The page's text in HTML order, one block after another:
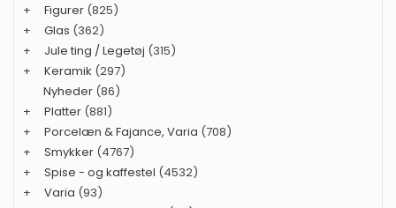
+
Figurer (825)
+
Glas (362)
+
Jule ting / Legetøj (315)
+
Keramik (297)
Nyheder (86)
+
Platter (881)
+
Porcelæn & Fajance, Varia (708)
+
Smykker (4767)
+
Spise - og kaffestel (4532)
+
Varia (93)